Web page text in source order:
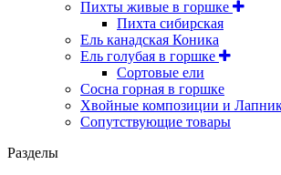
Пихты живые в горшке
Пихта сибирская
Ель канадская Коника
Ель голубая в горшке
Сортовые ели
Сосна горная в горшке
Хвойные композиции и
Сопутствующие товары
Разделы